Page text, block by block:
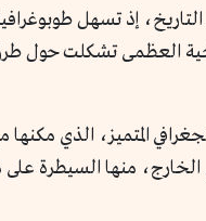
إذ تسهل
العظمى تشكلت حول طرق
المتميز، الذي
منها السيطرة على